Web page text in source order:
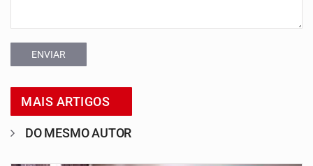
ENVIAR
MAIS ARTIGOS
DO MESMO AUTOR